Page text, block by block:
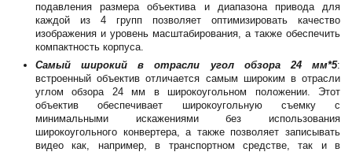
подавления размера объектива и диапазона привода для
каждой из 4 групп позволяет оптимизировать качество
изображения и уровень масштабирования, а также обеспечить
компактность корпуса.
Самый широкий в отрасли угол обзора 24 мм*5:
встроенный объектив отличается самым широким в отрасли
углом обзора 24 мм в широкоугольном положении. Этот
объектив обеспечивает широкоугольную съемку с
минимальными искажениями без использования
широкоугольного конвертера, а также позволяет записывать
видео как, например, в транспортном средстве, так и в